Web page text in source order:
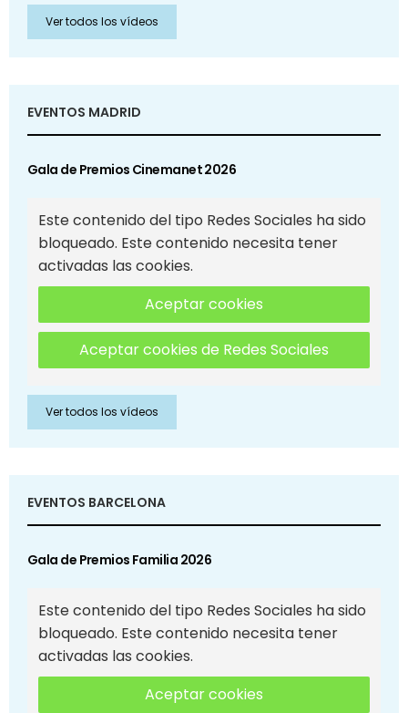
Ver todos los vídeos
EVENTOS MADRID
Gala de Premios Cinemanet 2026
Este contenido del tipo Redes Sociales ha sido
bloqueado. Este contenido necesita tener
activadas las cookies.
Aceptar cookies
Aceptar cookies de Redes Sociales
Ver todos los vídeos
EVENTOS BARCELONA
Gala de Premios Familia 2026
Este contenido del tipo Redes Sociales ha sido
bloqueado. Este contenido necesita tener
activadas las cookies.
Aceptar cookies